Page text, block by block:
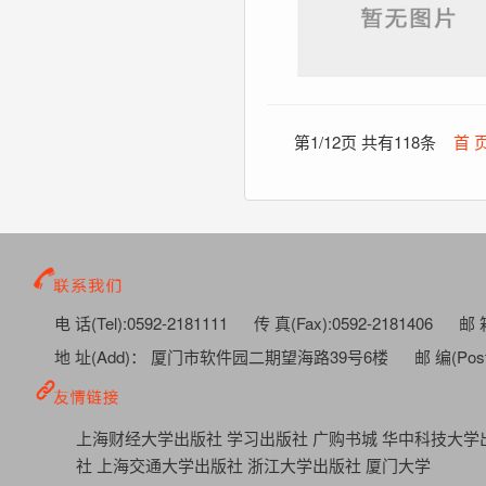
第1/12页 共有118条 首
电 话(Tel):0592-2181111 传 真(Fax):0592-2181406
邮
地 址(Add)： 厦门市软件园二期望海路39号6楼
邮 编
上海财经大学出版社 学习出版社 广购书城华中科技大
社 上海交通大学出版社 浙江大学出版社 厦门大学